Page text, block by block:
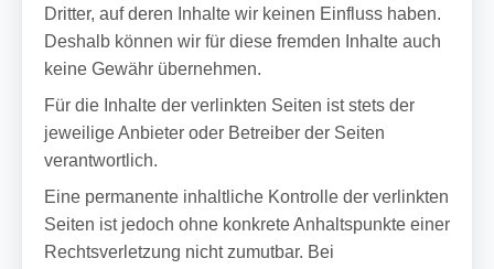
Dritter, auf deren Inhalte wir keinen Einfluss haben.
Deshalb können wir für diese fremden Inhalte auch
keine Gewähr übernehmen.
Für die Inhalte der verlinkten Seiten ist stets der
jeweilige Anbieter oder Betreiber der Seiten
verantwortlich.
Eine permanente inhaltliche Kontrolle der verlinkten
Seiten ist jedoch ohne konkrete Anhaltspunkte einer
Rechtsverletzung nicht zumutbar. Bei